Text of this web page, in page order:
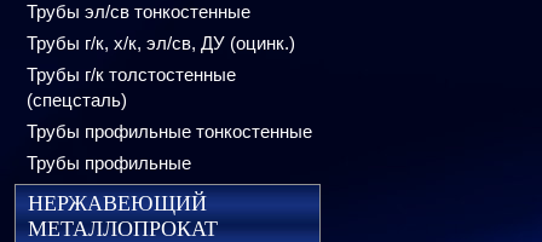
Трубы эл/св тонкостенные
Трубы г/к, х/к, эл/св, ДУ (оцинк.)
Трубы г/к толстостенные
(спецсталь)
Трубы профильные тонкостенные
Трубы профильные
НЕРЖАВЕЮЩИЙ
МЕТАЛЛОПРОКАТ